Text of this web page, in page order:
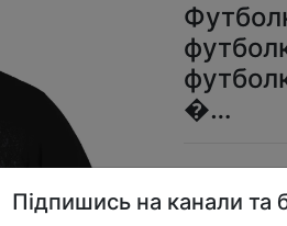
�…
Підпишись на канали та